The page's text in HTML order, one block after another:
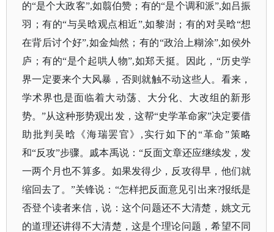
的“是个大政客”,如翦伯赞；有的“是个调和派”,如吕振
羽；有的“与吴晗观点相近”,如黎澍；有的对吴晗“想
在背后讨个好”,如金灿然；有的“政治上糊涂”,如侯外
庐；有的“是个起哄人物”,如郑天挺。因此，“历史学
界一定要来个大风暴，否则就触不动这些人。看来，
学术界也是面临着大动荡、大分化、大改组的新形
势。”从这种形势观出发，这帮“史学革命家”决定要借
助批判吴晗《海瑞罢官》,实行如下的“革命”策略
和“反攻”步骤。戚本禹说：“反面文章还应继续发，发
一两个月也不算多。如果发得少，反攻得早，他们就
缩回去了。”关锋说：“怎样把反面意见引出来?报纸是
否登个读者来信，说：这个问题还不大清楚，姚文元
的道理还讲得不大清楚，这是个理论问题，希望不同